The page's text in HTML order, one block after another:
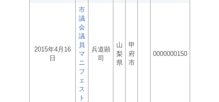
2015年4月16
日
市
議
会
議
員
マ
ニ
フ
ェ
ス
ト
兵道顕
司
山
梨
県
甲
府
市
0000000150